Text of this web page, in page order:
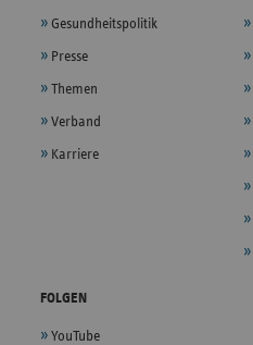
Gesundheitspolitik
Presse
Themen
Verband
Karriere
FOLGEN
YouTube